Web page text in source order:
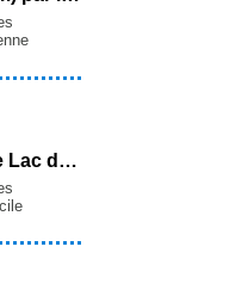
Pic d'Er (2205 m) par le Lac d'Er depuis le Parking du Départ du Lac d'Er (Laruns - D934)